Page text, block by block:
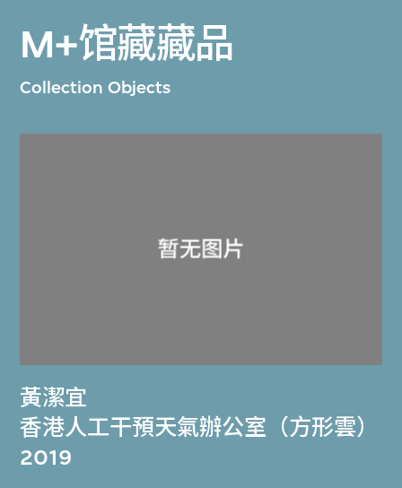
M+馆藏藏品
Collection Objects
黃潔宜
香港人工干預天氣辦公室（方形雲）
2019